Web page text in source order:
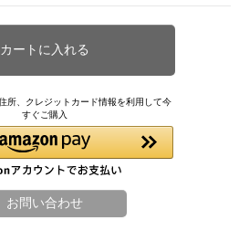
所、クレジットカード情報を利用して今
すぐご購入